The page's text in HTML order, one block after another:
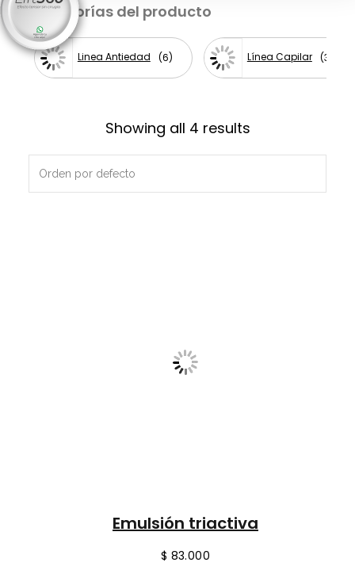
Categorías del producto
Linea Antiedad 6 Línea Capilar 3
Showing all 4 results
Emulsión triactiva
$ 83.000